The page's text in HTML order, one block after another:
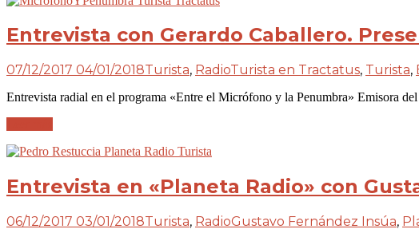
Entrevista con Gerardo Caballero.
07/12/2017 04/01/2018Turista, RadioTurista en Tractatus, Turista,
Entrevista radial en el programa «Entre el Micrófono y la Penumbra» Emisora
Entrevista en «Planeta Radio» con
06/12/2017 03/01/2018Turista, RadioGustavo Fernández Insúa,